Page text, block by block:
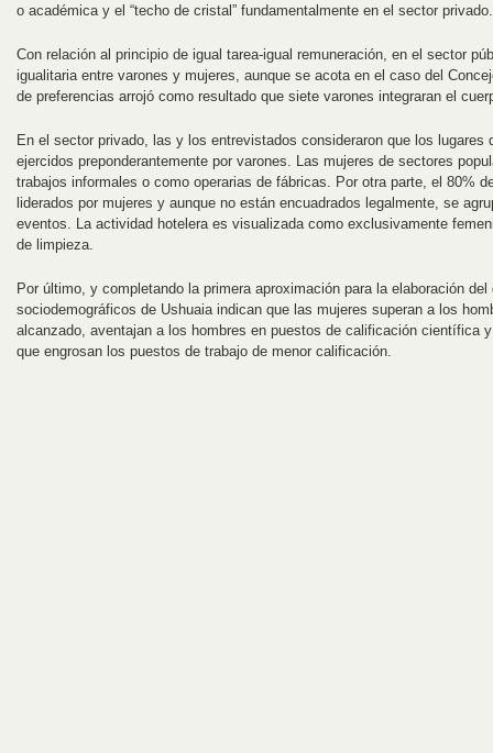
o académica y el “techo de cristal” fundamentalmente en el sector privado.
Con relación al principio de igual tarea-igual remuneración, en el sector
igualitaria entre varones y mujeres, aunque se acota en el caso del
de preferencias arrojó como resultado que siete varones integraran el
En el sector privado, las y los entrevistados consideraron que los lugares
ejercidos preponderantemente por varones. Las mujeres de sectores
trabajos informales o como operarias de fábricas. Por otra parte, el 80%
liderados por mujeres y aunque no están encuadrados legalmente, se
eventos. La actividad hotelera es visualizada como exclusivamente
de limpieza.
Por último, y completando la primera aproximación para la elaboración
sociodemográficos de Ushuaia indican que las mujeres superan a los
alcanzado, aventajan a los hombres en puestos de calificación científica
que engrosan los puestos de trabajo de menor calificación.